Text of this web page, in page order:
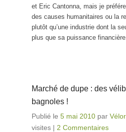
et Eric Cantonna, mais je
des causes humanitaires ou la
plutôt qu’une industrie dont la
plus que sa puissance financière.
Marché de dupe : des
bagnoles !
Publié le 5 mai 2010 par
visites | 2 Commentaires